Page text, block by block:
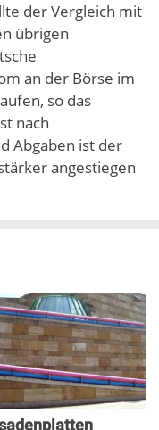
der Vergleich mit
übrigen
an der Börse im
so das
nach
Abgaben ist der
angestiegen